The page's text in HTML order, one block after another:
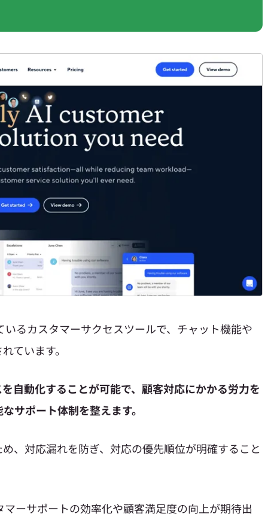
るカスタマーサクセスツールで、チャット機能や
ています。
自動化することが可能で、顧客対応にかかる労力を
サポート体制を整えます。
、対応漏れを防ぎ、対応の優先順位が明確すること
ーサポートの効率化や顧客満足度の向上が期待出